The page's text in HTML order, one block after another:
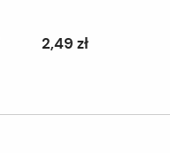
2,49 zł